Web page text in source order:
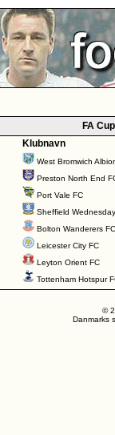
FA Cup
Klubnavn
West Bromwich
Preston North End
Port Vale FC
Sheffield
Bolton Wanderers FC
Leicester City FC
Leyton Orient FC
Tottenham Hotspur
©
Danmarks